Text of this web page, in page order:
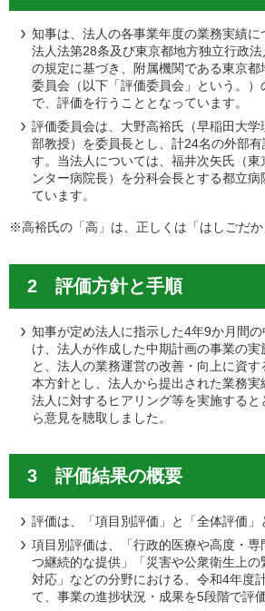
知事は、法人の各事業年度の業務実績
法人法第28条及び東京都地方独立行政
の規定に基づき、附属機関である東京
委員会（以下「評価委員会」という。）
で、評価を行うこととなっています。
評価委員会は、大野高裕氏（早稲田大
部教授）を委員長とし、計24名の外部
す。当法人については、福井次矢氏（
ンター病院長）を分科会長とする都立
ています。
※高裕氏の「高」は、正しくは「はしごだか
2 評価方針と手順
知事が定め法人に指示した4年9か月間
け、法人が作成した中期計画の事業の実
と、法人の業務運営の改善・向上に資
本方針とし、法人から提出された業務実
法人に対するヒアリング等を実施する
ら意見を聴取しました。
3 評価結果の概要
評価は、「項目別評価」と「全体評価」
項目別評価は、「行政的医療や高度・
つ継続的な提供」「災害や公衆衛生上の
対応」などの分野における、令和4年度
て、事業の進捗状況・成果を5段階で評